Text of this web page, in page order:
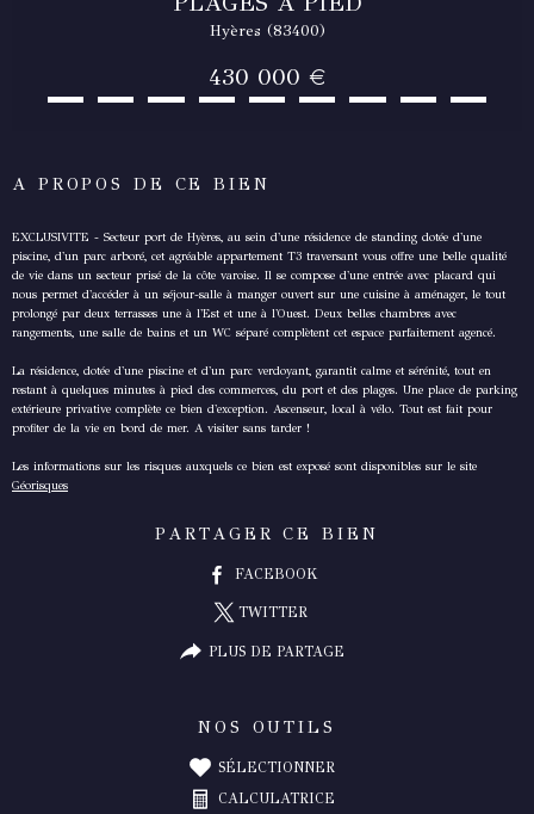
Hyères (83400)
430 000 €
A PROPOS DE CE BIEN
EXCLUSIVITE - Secteur port de Hyères, au sein d'une résidence de standing dotée d'une
piscine, d'un parc arboré, cet agréable appartement T3 traversant vous offre une belle qualité
de vie dans un secteur prisé de la côte varoise. Il se compose d'une entrée avec placard qui
nous permet d'accéder à un séjour-salle à manger ouvert sur une cuisine à aménager, le tout
prolongé par deux terrasses une à l'Est et une à l'Ouest. Deux belles chambres avec
rangements, une salle de bains et un WC séparé complètent cet espace parfaitement agencé.
La résidence, dotée d'une piscine et d'un parc verdoyant, garantit calme et sérénité, tout en
restant à quelques minutes à pied des commerces, du port et des plages. Une place de parking
extérieure privative complète ce bien d'exception. Ascenseur, local à vélo. Tout est fait pour
profiter de la vie en bord de mer. A visiter sans tarder !
Les informations sur les risques auxquels ce bien est exposé sont disponibles sur le site
Géorisques
PARTAGER CE BIEN
FACEBOOK
TWITTER
PLUS DE PARTAGE
NOS OUTILS
SÉLECTIONNER
CALCULATRICE